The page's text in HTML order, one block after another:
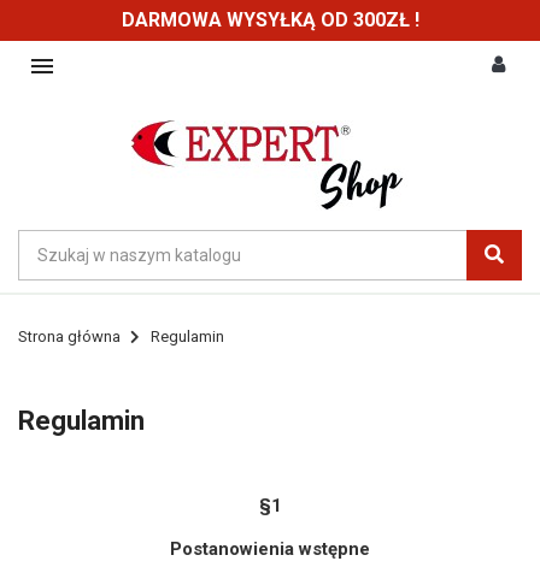
DARMOWA WYSYŁKĄ OD 300ZŁ !

Strona główna Regulamin
Regulamin
§1
Postanowienia wstępne